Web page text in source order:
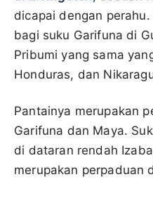
dicapai dengan
bagi suku Garifuna di
Pribumi yang sama
Honduras, dan
Pantainya merupakan
Garifuna dan Maya.
di dataran rendah
merupakan perpaduan